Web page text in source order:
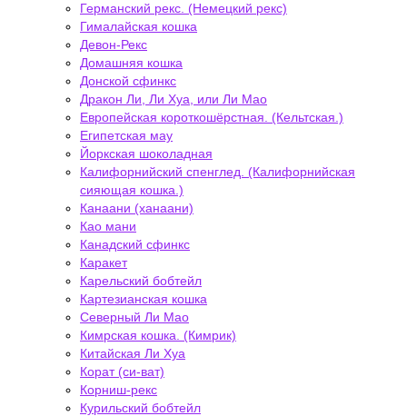
Германский рекс. (Немецкий рекс)
Гималайская кошка
Девон-Рекс
Домашняя кошка
Донской сфинкс
Дракон Ли, Ли Хуа, или Ли Мао
Европейская короткошёрстная. (Кельтская.)
Египетская мау
Йоркская шоколадная
Калифорнийский спенглед. (Калифорнийская
сияющая кошка.)
Канаани (ханаани)
Као мани
Канадский сфинкс
Каракет
Карельский бобтейл
Картезианская кошка
Северный Ли Мао
Кимрская кошка. (Кимрик)
Китайская Ли Хуа
Корат (си-ват)
Корниш-рекс
Курильский бобтейл